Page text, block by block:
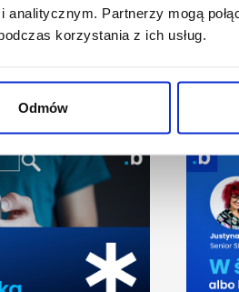
analitycznym. Partnerzy mogą
korzystania z ich usług.
Odmów